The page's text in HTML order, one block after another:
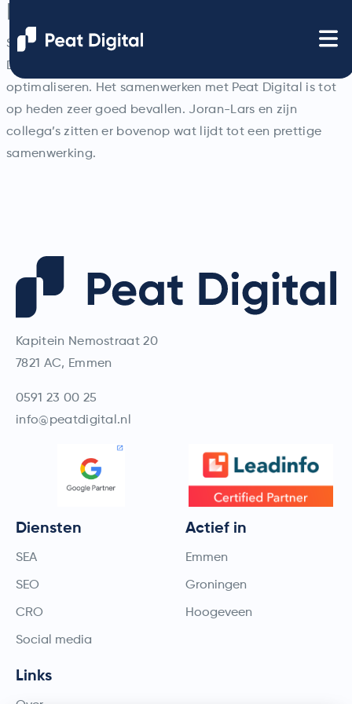
Sinds Februari werkt Blokhut.nl nauw samen met Peat
Digital om de vindbaarheid van de website te
optimaliseren. Het samenwerken met Peat Digital is tot
op heden zeer goed bevallen. Joran-Lars en zijn
collega’s zitten er bovenop wat lijdt tot een prettige
samenwerking.
Kapitein Nemostraat 20
7821 AC, Emmen
0591 23 00 25
info@peatdigital.nl
Diensten
SEA
SEO
CRO
Social media
Actief in
Emmen
Groningen
Hoogeveen
Links